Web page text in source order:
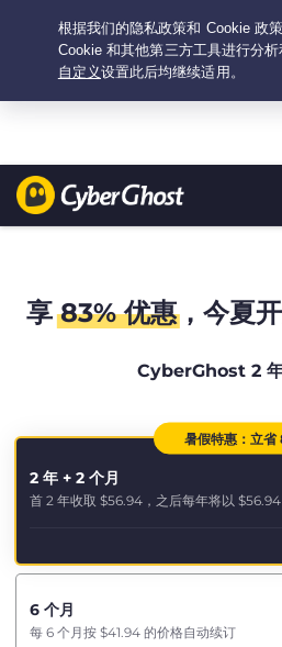
Your choice:The Best Dealfor
/month
享83% 优惠，今夏
CyberGhost 2
暑假特惠：立省
2 年 + 2 个月
首 2 年收取 $56.94 ，之后每年将以 $56.94
6 个月
每 6 个月按 $41.94 的价格自动续订